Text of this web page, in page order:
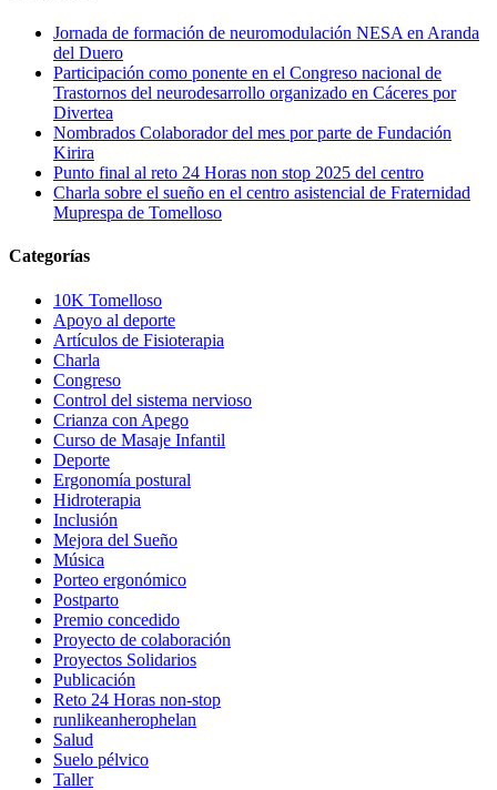
Jornada de formación de neuromodulación NESA en Aranda
del Duero
Participación como ponente en el Congreso nacional de
Trastornos del neurodesarrollo organizado en Cáceres por
Divertea
Nombrados Colaborador del mes por parte de Fundación
Kirira
Punto final al reto 24 Horas non stop 2025 del centro
Charla sobre el sueño en el centro asistencial de Fraternidad
Muprespa de Tomelloso
Categorías
10K Tomelloso
Apoyo al deporte
Artículos de Fisioterapia
Charla
Congreso
Control del sistema nervioso
Crianza con Apego
Curso de Masaje Infantil
Deporte
Ergonomía postural
Hidroterapia
Inclusión
Mejora del Sueño
Música
Porteo ergonómico
Postparto
Premio concedido
Proyecto de colaboración
Proyectos Solidarios
Publicación
Reto 24 Horas non-stop
runlikeanherophelan
Salud
Suelo pélvico
Taller